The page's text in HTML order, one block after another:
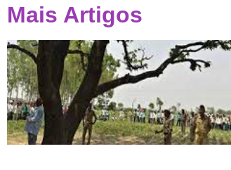
Mais Artigos